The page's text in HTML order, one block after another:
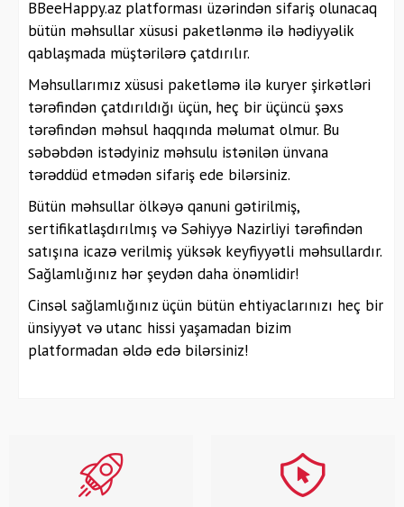
BBeeHappy.az platforması üzərindən sifariş olunacaq
bütün məhsullar xüsusi paketlənmə ilə hədiyyəlik
qablaşmada müştərilərə çatdırılır.
Məhsullarımız xüsusi paketləmə ilə kuryer şirkətləri
tərəfindən çatdırıldığı üçün, heç bir üçüncü şəxs
tərəfindən məhsul haqqında məlumat olmur. Bu
səbəbdən istədyiniz məhsulu istənilən ünvana
tərəddüd etmədən sifariş ede bilərsiniz.
Bütün məhsullar ölkəyə qanuni gətirilmiş,
sertifikatlaşdırılmış və Səhiyyə Nazirliyi tərəfindən
satışına icazə verilmiş yüksək keyfiyyətli məhsullardır.
Sağlamlığınız hər şeydən daha önəmlidir!
Cinsəl sağlamlığınız üçün bütün ehtiyaclarınızı heç bir
ünsiyyət və utanc hissi yaşamadan bizim
platformadan əldə edə bilərsiniz!